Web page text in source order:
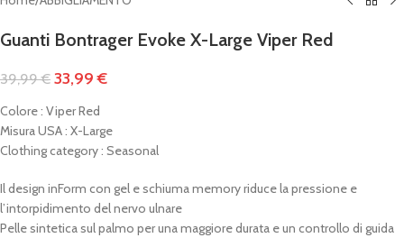
Guanti Bontrager Evoke X-Large Viper Red
39,99€ 33,99€
Colore : Viper Red
Misura USA : X-Large
Clothing category : Seasonal
Il design inForm con gel e schiuma memory riduce la pressione e
l’intorpidimento del nervo ulnare
Pelle sintetica sul palmo per una maggiore durata e un controllo di guida